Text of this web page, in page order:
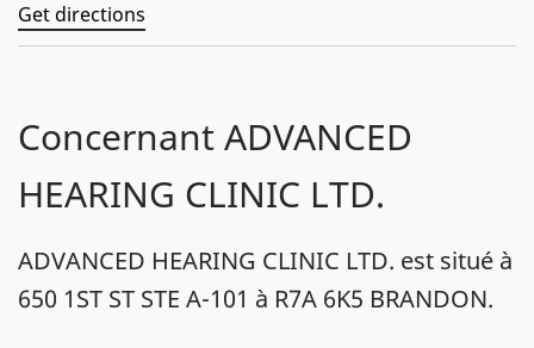
Get directions
Concernant ADVANCED
HEARING CLINIC LTD.
ADVANCED HEARING CLINIC LTD. est situé à
650 1ST ST STE A-101 à R7A 6K5 BRANDON.